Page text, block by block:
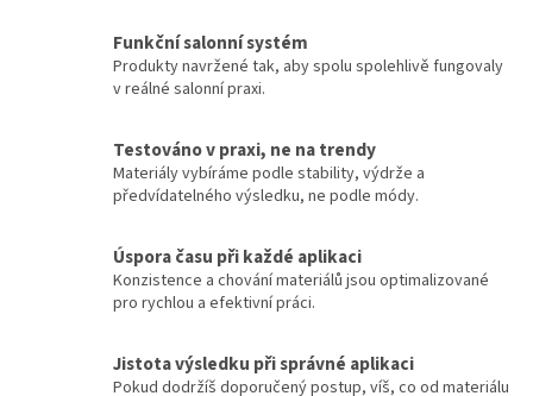
Funkční salonní systém
Produkty navržené tak, aby spolu spolehlivě fungovaly
v reálné salonní praxi.
Testováno v praxi, ne na trendy
Materiály vybíráme podle stability, výdrže a
předvídatelného výsledku, ne podle módy.
Úspora času při každé aplikaci
Konzistence a chování materiálů jsou optimalizované
pro rychlou a efektivní práci.
Jistota výsledku při správné aplikaci
Pokud dodržíš doporučený postup, víš, co od materiálu